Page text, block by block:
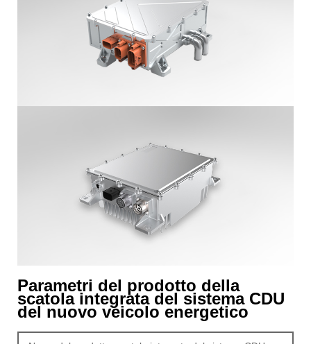
Parametri del prodotto della
scatola integrata del sistema CDU
del nuovo veicolo energetico